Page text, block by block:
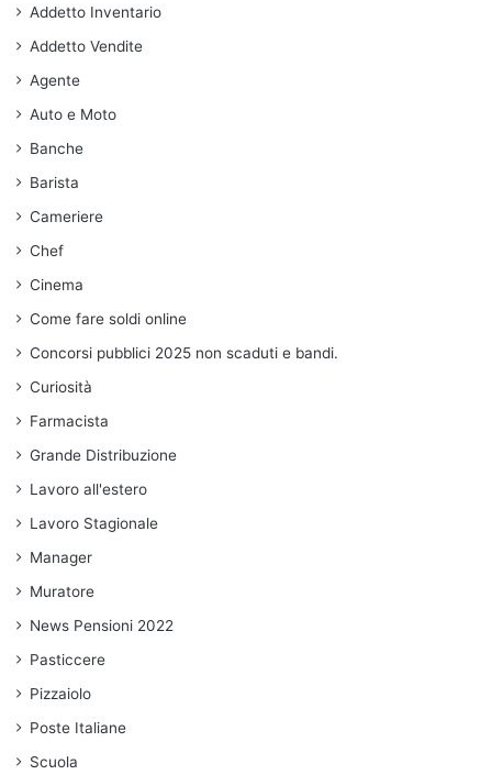
Addetto Inventario
Addetto Vendite
Agente
Auto e Moto
Banche
Barista
Cameriere
Chef
Cinema
Come fare soldi online
Concorsi pubblici 2025 non scaduti e bandi.
Curiosità
Farmacista
Grande Distribuzione
Lavoro all'estero
Lavoro Stagionale
Manager
Muratore
News Pensioni 2022
Pasticcere
Pizzaiolo
Poste Italiane
Scuola